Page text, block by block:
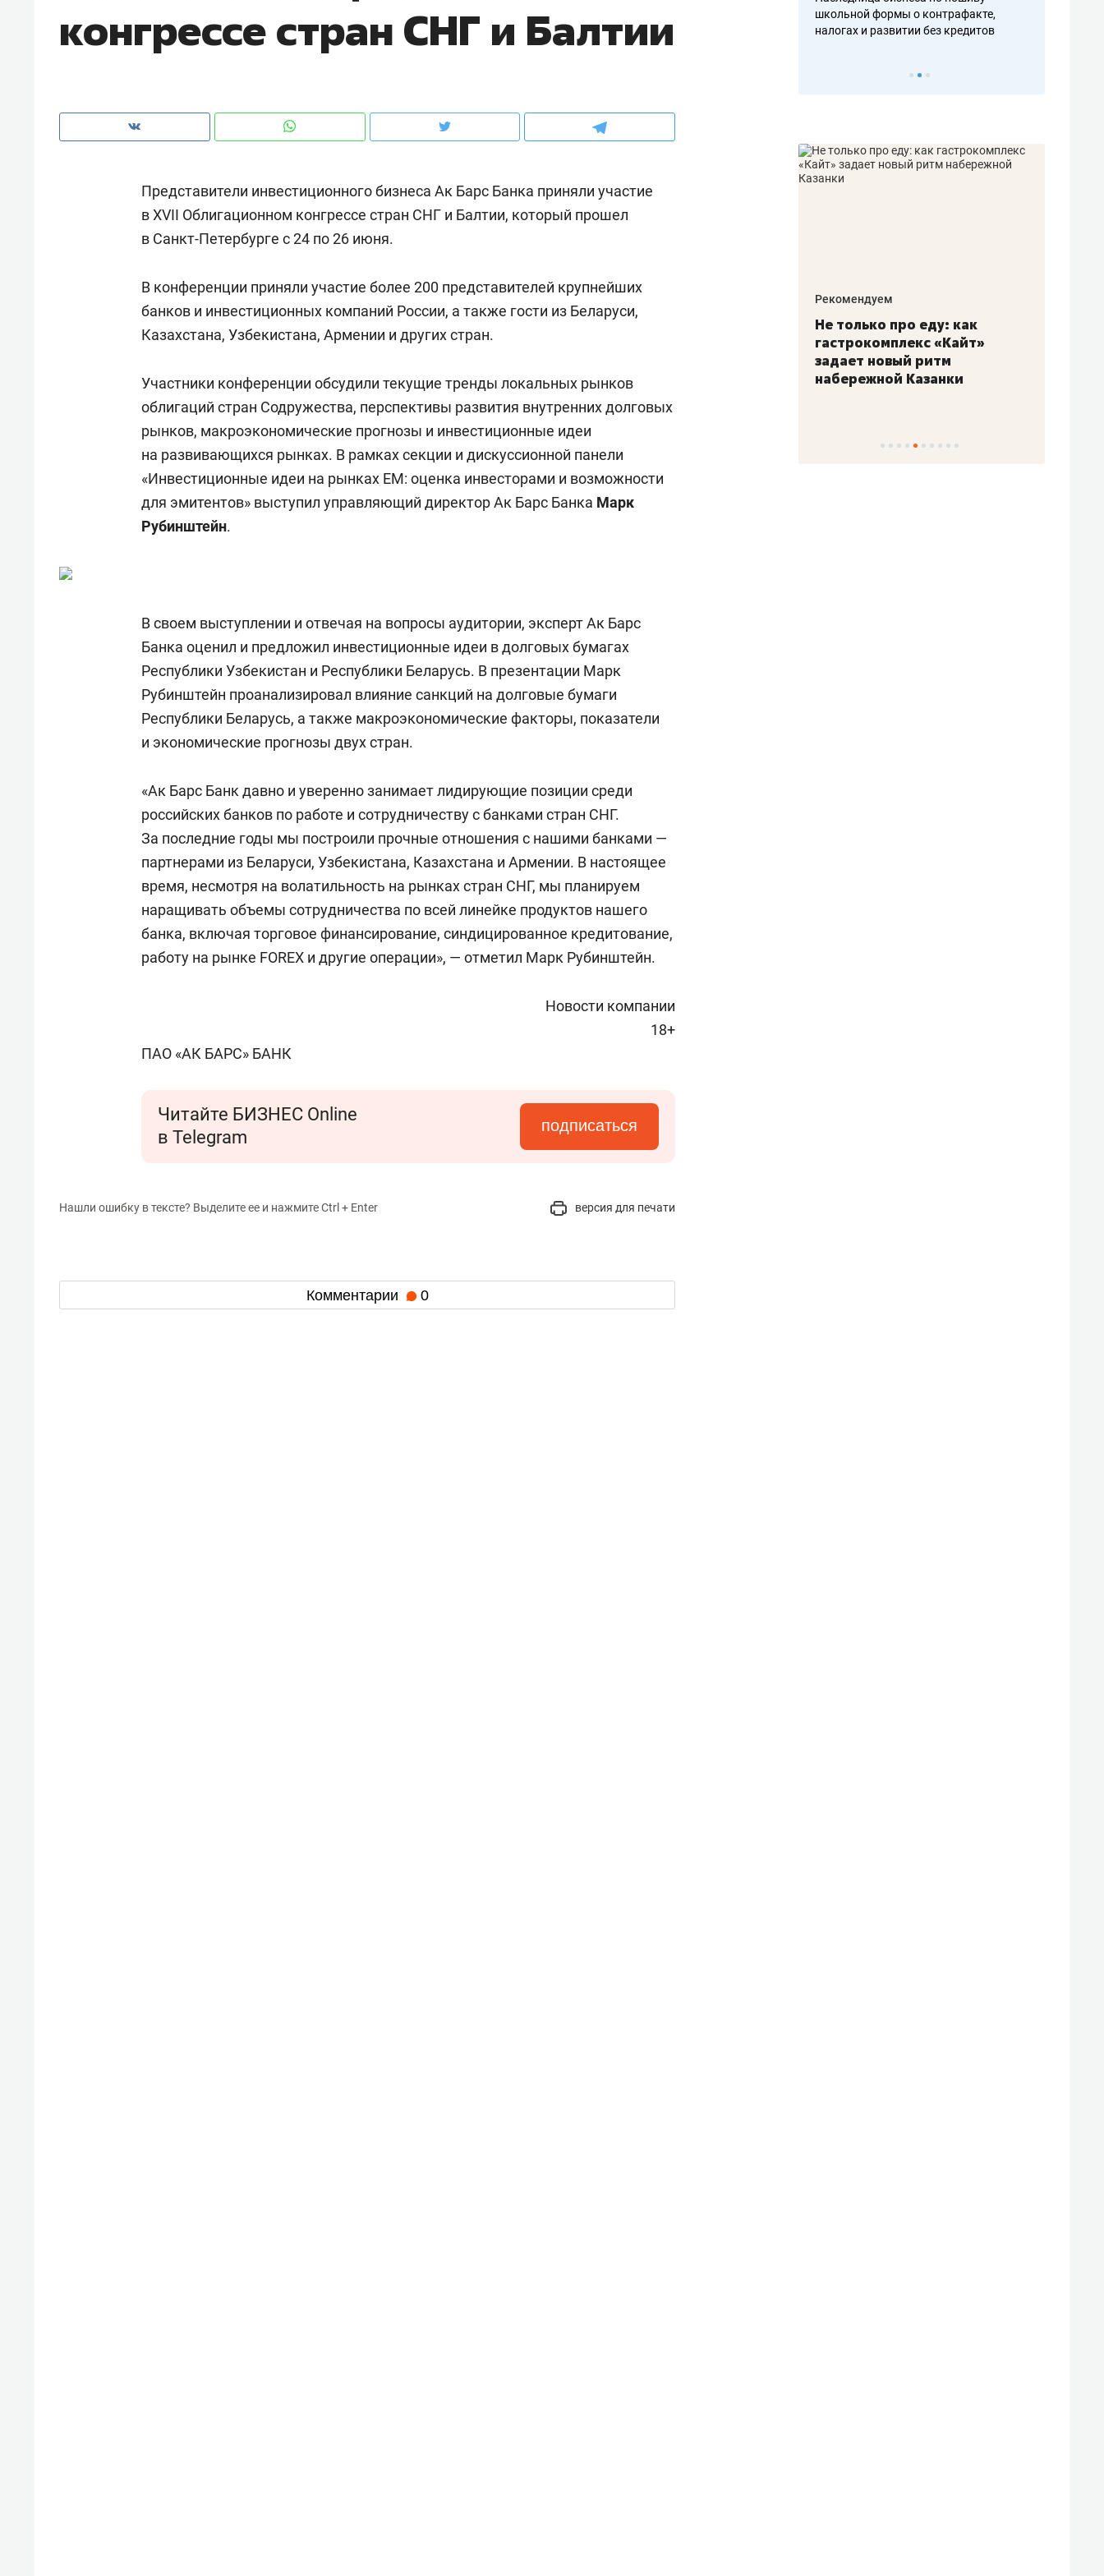
конгрессе стран СНГ и Балтии
Представители инвестиционного бизнеса Ак Барс Банка приняли участие
в XVII Облигационном конгрессе стран СНГ и Балтии, который прошел
в Санкт-Петербурге с 24 по 26 июня.
В конференции приняли участие более 200 представителей крупнейших
банков и инвестиционных компаний России, а также гости из Беларуси,
Казахстана, Узбекистана, Армении и других стран.
Участники конференции обсудили текущие тренды локальных рынков
облигаций стран Содружества, перспективы развития внутренних долговых
рынков, макроэкономические прогнозы и инвестиционные идеи
на развивающихся рынках. В рамках секции и дискуссионной панели
«Инвестиционные идеи на рынках ЕМ: оценка инвесторами и возможности
для эмитентов» выступил управляющий директор Ак Барс Банка Марк
Рубинштейн.
В своем выступлении и отвечая на вопросы аудитории, эксперт Ак Барс
Банка оценил и предложил инвестиционные идеи в долговых бумагах
Республики Узбекистан и Республики Беларусь. В презентации Марк
Рубинштейн проанализировал влияние санкций на долговые бумаги
Республики Беларусь, а также макроэкономические факторы, показатели
и экономические прогнозы двух стран.
«Ак Барс Банк давно и уверенно занимает лидирующие позиции среди
российских банков по работе и сотрудничеству с банками стран СНГ.
За последние годы мы построили прочные отношения с нашими банками —
партнерами из Беларуси, Узбекистана, Казахстана и Армении. В настоящее
время, несмотря на волатильность на рынках стран СНГ, мы планируем
наращивать объемы сотрудничества по всей линейке продуктов нашего
банка, включая торговое финансирование, синдицированное кредитование,
работу на рынке FOREX и другие операции», — отметил Марк Рубинштейн.
Новости компании
18+
ПАО «АК БАРС» БАНК
Читайте БИЗНЕС Online
в Telegram
подписаться
Нашли ошибку в тексте? Выделите ее и нажмите Ctrl + Enter версия для печати
Комментарии 0
рынки, почему надо знать аксакалов и
чем интересен Оман?
клиентах и чудных запросах мастеров
школьной формы о контрафакте,
налогах и развитии без кредитов
Опыт выживания в дикой
природе, работа
состоянием как основа
антихрупких команд
Мексика, рок-концерт
и вагон с чак-чаком: как
«Гонка Героев»
Рекомендуем
«Прорывы случались каждые
Казани
Рекомендуем
Не только про еду: как
гастрокомплекс «Кайт»
задает новый ритм
набережной Казанки